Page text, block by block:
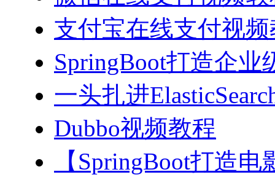
支付宝在线支付视
SpringBoot打造企业
一头扎进
Dubbo视频教程
【SpringBoot打造